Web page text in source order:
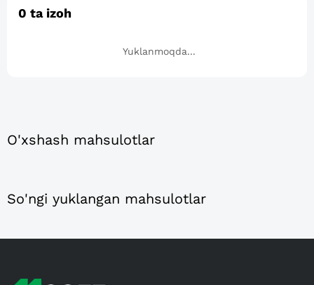
0 ta izoh
Yuklanmoqda...
O'xshash mahsulotlar
So'ngi yuklangan mahsulotlar